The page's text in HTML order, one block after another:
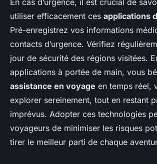
utiliser efficacement ces applications
Pré-enregistrez vos informations
contacts d’urgence. Vérifiez
jour de sécurité des régions visitées.
applications à portée de main, vous
assistance en voyage en temps réel,
explorer sereinement, tout en restant
imprévus. Adopter ces technologies
voyageurs de minimiser les risques
tirer le meilleur parti de chaque